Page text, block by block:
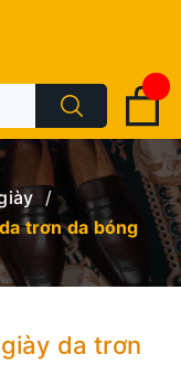
/
trơn da bóng
da trơn